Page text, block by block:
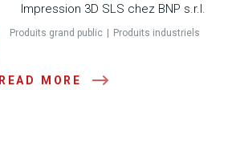
Impression 3D SLS chez BNP s.r.l.
Produits grand public Produits industriels
READ MORE